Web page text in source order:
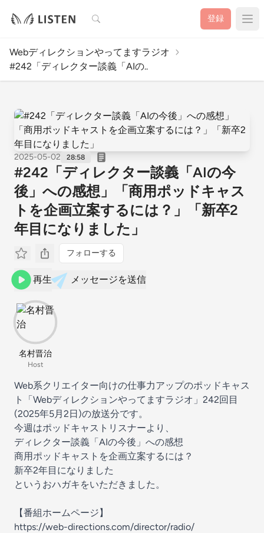
検索 登録
Webディレクションやってますラジオ
#242「ディレクター談義「AIの..
2025-05-02 28:58
#242「ディレクター談義「AIの今
後」への感想」「商用ポッドキャス
トを企画立案するには？」「新卒2
年目になりました」
フォローする
再生 メッセージを送信
名村晋治
Host
Web系クリエイター向けの仕事力アップのポッドキャス
ト「Webディレクションやってますラジオ」242回目
(2025年5月2日)の放送分です。
今週はポッドキャストリスナーより、
ディレクター談義「AIの今後」への感想
商用ポッドキャストを企画立案するには？
新卒2年目になりました
というおハガキをいただきました。
【番組ホームページ】
⁠https://web-directions.com/director/radio/⁠